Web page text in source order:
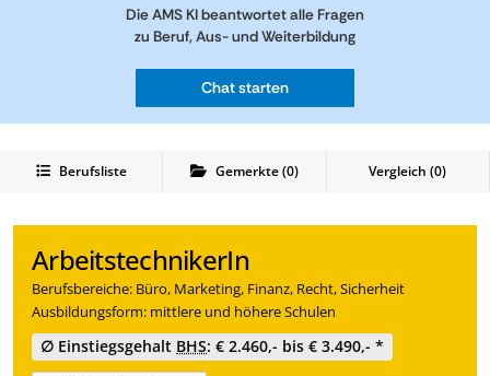
Die AMS KI beantwortet alle Fragen
zu Beruf, Aus- und Weiterbildung
Chat starten
Berufsliste Gemerkte(0) Vergleich (0)
ArbeitstechnikerIn
Berufsbereiche: Büro, Marketing, Finanz, Recht, Sicherheit
Ausbildungsform: mittlere und höhere Schulen
∅ Einstiegsgehalt BHS: € 2.460,- bis € 3.490,- *